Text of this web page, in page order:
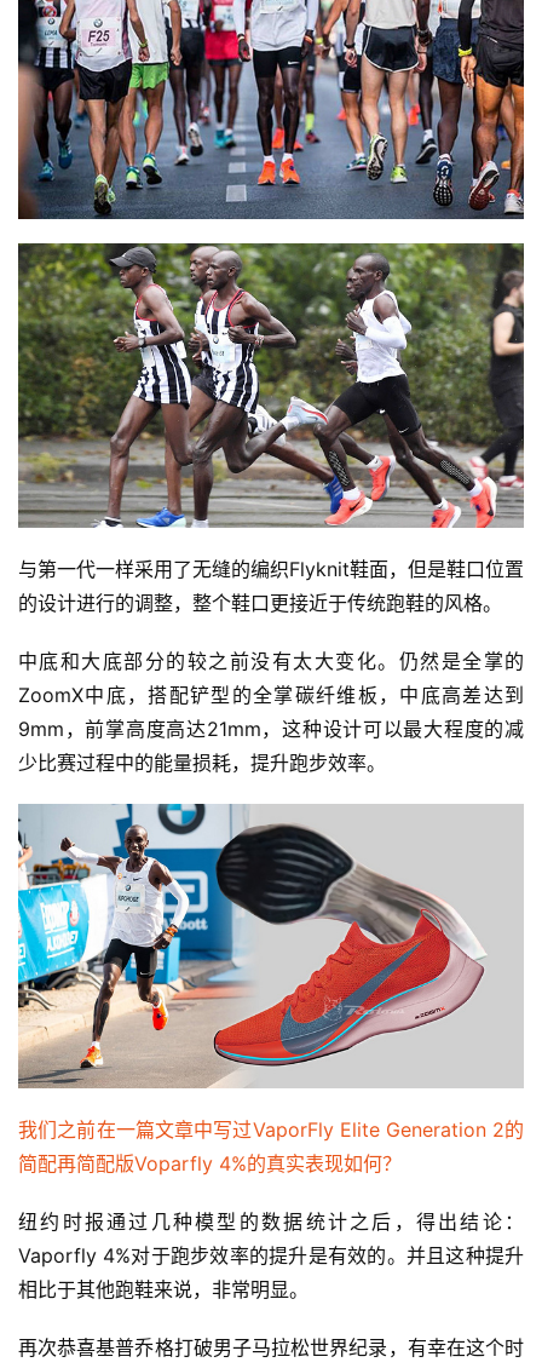
与第一代一样采用了无缝的编织Flyknit鞋面，但是鞋口位置
的设计进行的调整，整个鞋口更接近于传统跑鞋的风格。
中底和大底部分的较之前没有太大变化。仍然是全掌的
ZoomX中底，搭配铲型的全掌碳纤维板，中底高差达到
9mm，前掌高度高达21mm，这种设计可以最大程度的减
少比赛过程中的能量损耗，提升跑步效率。
我们之前在一篇文章中写过VaporFly Elite Generation 2的
简配再简配版Voparfly 4%的真实表现如何？
纽约时报通过几种模型的数据统计之后，得出结论：
Vaporfly 4%对于跑步效率的提升是有效的。并且这种提升
相比于其他跑鞋来说，非常明显。
再次恭喜基普乔格打破男子马拉松世界纪录，有幸在这个时